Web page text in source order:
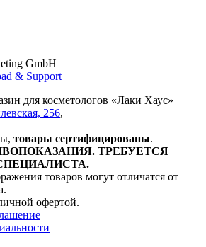
GmbH
& Support
для косметологов «Лаки Хаус»
256,
товары сертифицированы.
ТРЕБУЕТСЯ
товаров могут отличатся от
офертой.